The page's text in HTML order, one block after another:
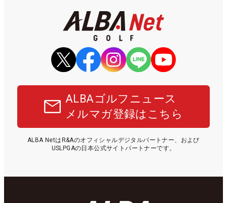
ALBAゴルフニュース
メルマガ登録はこちら
ALBA NetはR&Aのオフィシャルデジタルパートナー、および
USLPGAの日本公式サイトパートナーです。